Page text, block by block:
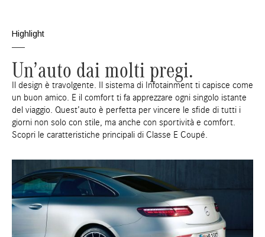
Highlight
Un’auto dai molti pregi.
Il design è travolgente. Il sistema di Infotainment ti capisce come
un buon amico. E il comfort ti fa apprezzare ogni singolo istante
del viaggio. Quest’auto è perfetta per vincere le sfide di tutti i
giorni non solo con stile, ma anche con sportività e comfort.
Scopri le caratteristiche principali di Classe E Coupé.